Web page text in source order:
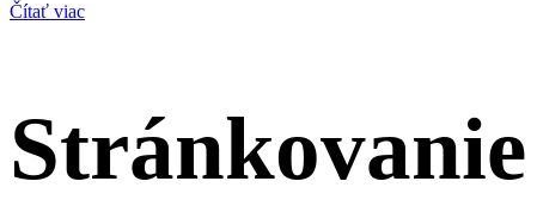
Čítať viac